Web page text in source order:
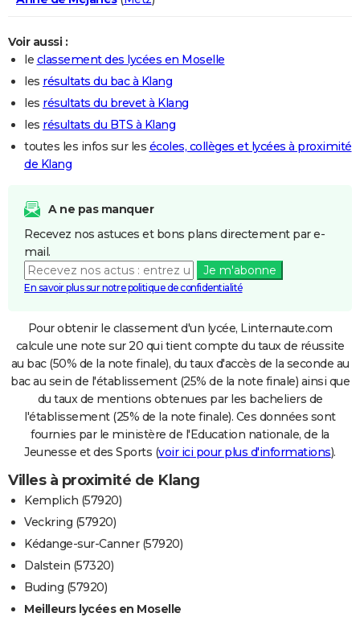
Voir aussi :
le classement des lycées en Moselle
les résultats du bac à Klang
les résultats du brevet à Klang
les résultats du BTS à Klang
toutes les infos sur les écoles, collèges et lycées à proximité
de Klang
A ne pas manquer
Recevez nos astuces et bons plans directement par e-
mail.
Je m'abonne
En savoir plus sur notre politique de confidentialité
Pour obtenir le classement d'un lycée, Linternaute.com
calcule une note sur 20 qui tient compte du taux de réussite
au bac (50% de la note finale), du taux d'accès de la seconde au
bac au sein de l'établissement (25% de la note finale) ainsi que
du taux de mentions obtenues par les bacheliers de
l'établissement (25% de la note finale). Ces données sont
fournies par le ministère de l'Education nationale, de la
Jeunesse et des Sports (voir ici pour plus d'informations).
Villes à proximité de Klang
Kemplich (57920)
Veckring (57920)
Kédange-sur-Canner (57920)
Dalstein (57320)
Buding (57920)
Meilleurs lycées en Moselle